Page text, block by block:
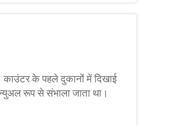
के पहले दुकानों में दिखाई
रूप से संभाला जाता था।